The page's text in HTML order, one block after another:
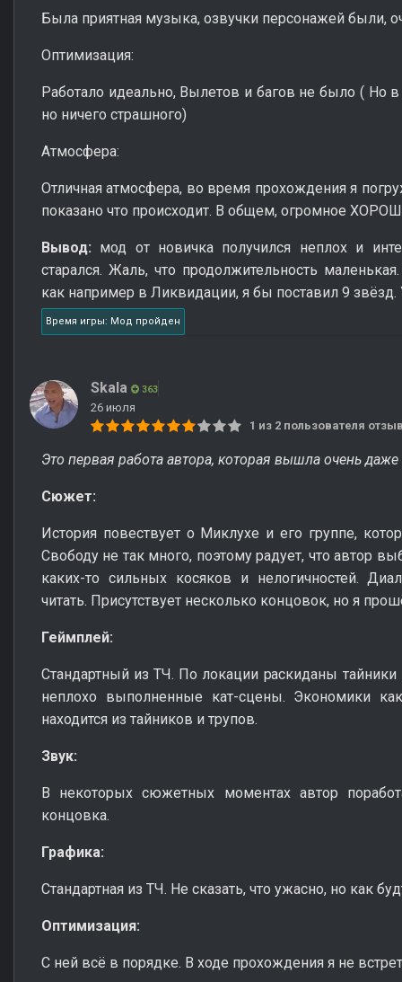
Была приятная музыка, озвучки персонажей были,
Оптимизация:
Работало идеально, Вылетов и багов не было ( Но
но ничего страшного)
Атмосфера:
Отличная атмосфера, во время прохождения я
показано что происходит. В общем, огромное
Вывод: мод от новичка получился неплох и
старался. Жаль, что продолжительность
как например в Ликвидации, я бы поставил 9
Время игры: Мод пройден
Skala 363
26 июля
1 из 2 пользователя
Это первая работа автора, которая вышла очень
Сюжет:
История повествует о Миклухе и его группе,
Свободу не так много, поэтому радует, что автор
каких-то сильных косяков и нелогичностей.
читать. Присутствует несколько концовок, но я
Геймплей:
Стандартный из ТЧ. По локации раскиданы
неплохо выполненные кат-сцены. Экономики
находится из тайников и трупов.
Звук:
В некоторых сюжетных моментах автор
концовка.
Графика:
Стандартная из ТЧ. Не сказать, что ужасно, но как
Оптимизация:
С ней всё в порядке. В ходе прохождения я не